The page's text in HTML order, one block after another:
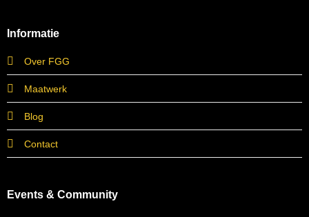
Informatie
Over FGG
Maatwerk
Blog
Contact
Events & Community